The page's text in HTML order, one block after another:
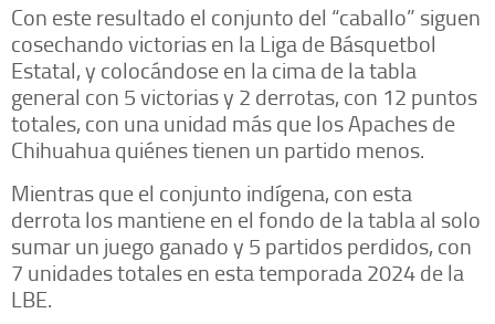
Con este resultado el conjunto del “caballo” siguen
cosechando victorias en la Liga de Básquetbol
Estatal, y colocándose en la cima de la tabla
general con 5 victorias y 2 derrotas, con 12 puntos
totales, con una unidad más que los Apaches de
Chihuahua quiénes tienen un partido menos.
Mientras que el conjunto indígena, con esta
derrota los mantiene en el fondo de la tabla al solo
sumar un juego ganado y 5 partidos perdidos, con
7 unidades totales en esta temporada 2024 de la
LBE.